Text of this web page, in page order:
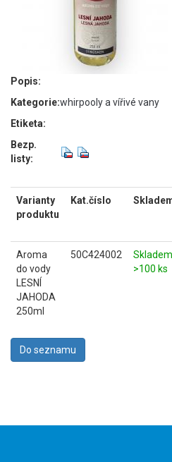
Popis:
Kategorie:whirpooly a vířivé vany
Etiketa:
Bezp.
listy:
Varianty
produktu
Kat.číslo
Aroma
do vody
LESNÍ
JAHODA
250ml
50C424002
Skladem
>100 ks